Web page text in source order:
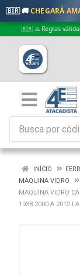
🇧🇷 🚚CHEGARÁ
⚠️ Regras válidas
INÍCIO
MAQUINA VIDRO
MAQUINA VIDRO
1938 2000 A 2012